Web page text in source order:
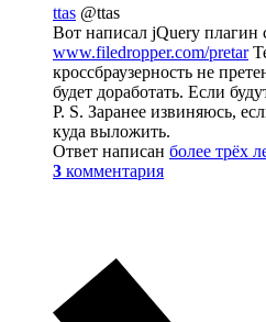
ttas @ttas
Вот написал jQuery плагин
www.filedropper.com/pretar
кроссбраузерность не
будет доработать. Если
P. S. Заранее извиняюсь,
куда выложить.
Ответ написан более трёх
3 комментария